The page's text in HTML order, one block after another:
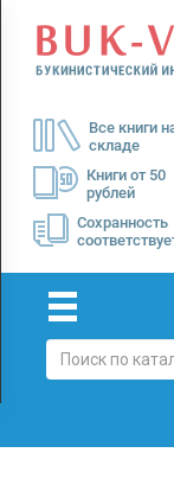
Все книги
складе
Книги от 50
рублей
Сохранность
Menu
Доставка
Оплата